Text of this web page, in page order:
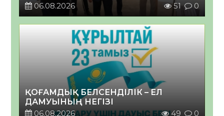
06.08.2026
51 0
ҚОҒАМДЫҚ БЕЛСЕНДІЛІК – ЕЛ
ДАМУЫНЫҢ НЕГІЗІ
06.08.2026
49 0